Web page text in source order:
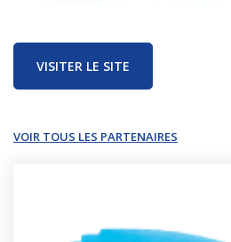
VISITER LE SITE
VOIR TOUS LES PARTENAIRES